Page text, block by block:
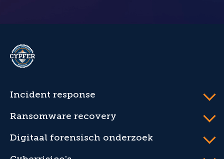
Incident response
Ransomware recovery
Digitaal forensisch onderzoek